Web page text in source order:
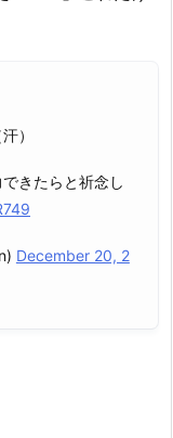
）
きたらと祈念し
December 20, 2